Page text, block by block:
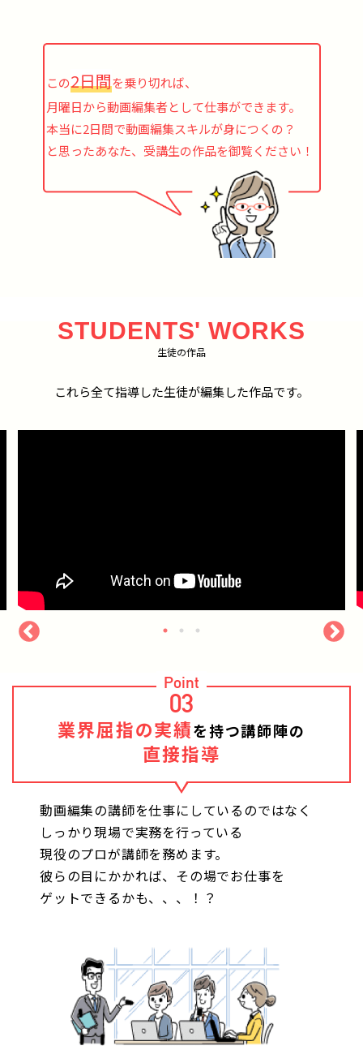
この2日間を乗り切れば、
月曜日から動画編集者として仕事ができます。
本当に2日間で動画編集スキルが身につくの？
と思ったあなた、受講生の作品を御覧ください！
STUDENTS' WORKS
生徒の作品
これら全て指導した生徒が編集した作品です。
Point
03
業界屈指の実績を持つ講師陣の
直接指導
動画編集の講師を仕事にしているのではなく
しっかり現場で実務を行っている
現役のプロが講師を務めます。
彼らの目にかかれば、その場でお仕事を
ゲットできるかも、、、！？